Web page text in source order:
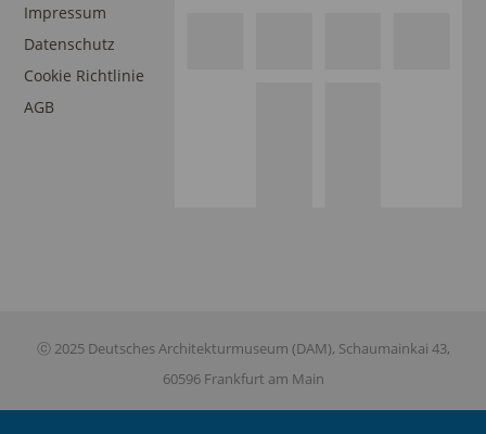
Impressum
Datenschutz
Cookie Richtlinie
AGB
ⓒ 2025 Deutsches Architekturmuseum (DAM), Schaumainkai 43,
60596 Frankfurt am Main